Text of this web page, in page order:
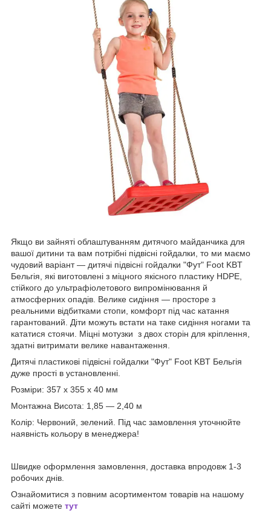
Якщо ви зайняті облаштуванням дитячого майданчика для
вашої дитини та вам потрібні підвісні гойдалки, то ми маємо
чудовий варіант — дитячі підвісні гойдалки "Фут" Foot KBT
Бельгія, які виготовлені з міцного якісного пластику HDPE,
стійкого до ультрафіолетового випромінювання й
атмосферних опадів. Велике сидіння — просторе з
реальними відбитками стопи, комфорт під час катання
гарантований. Діти можуть встати на таке сидіння ногами та
кататися стоячи. Міцні мотузки з двох сторін для кріплення,
здатні витримати велике навантаження.
Дитячі пластикові підвісні гойдалки "Фут" Foot KBT Бельгія
дуже прості в установленні.
Розміри: 357 x 355 x 40 мм
Монтажна Висота: 1,85 — 2,40 м
Колір: Червоний, зелений. Під час замовлення уточнюйте
наявність кольору в менеджера!
Швидке оформлення замовлення, доставка впродовж 1-3
робочих днів.
Ознайомитися з повним асортиментом товарів на нашому
сайті можете тут